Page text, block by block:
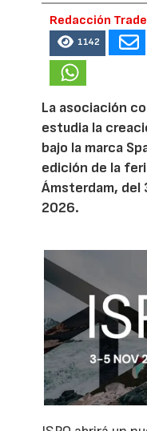
Redacción
1142
La asociación
estudia la
bajo la marca
edición de la
Ámsterdam, del
2026.